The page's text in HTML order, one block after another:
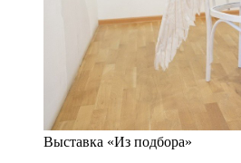
Выставка «Из подбора»